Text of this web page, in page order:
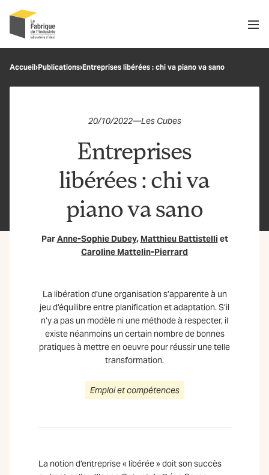
Recherche
Accueil›Publications›Entreprises libérées : chi va piano va sano
20/10/2022—Les Cubes
Entreprises
libérées : chi va
piano va sano
ParAnne-Sophie Dubey, Matthieu Battistelli et
Caroline Mattelin-Pierrard
La libération d’une organisation s’apparente à un
jeu d’équilibre entre planification et adaptation. S’il
n’y a pas un modèle ni une méthode à respecter, il
existe néanmoins un certain nombre de bonnes
pratiques à mettre en oeuvre pour réussir une telle
transformation.
Emploi et compétences
La notion d’entreprise « libérée » doit son succès